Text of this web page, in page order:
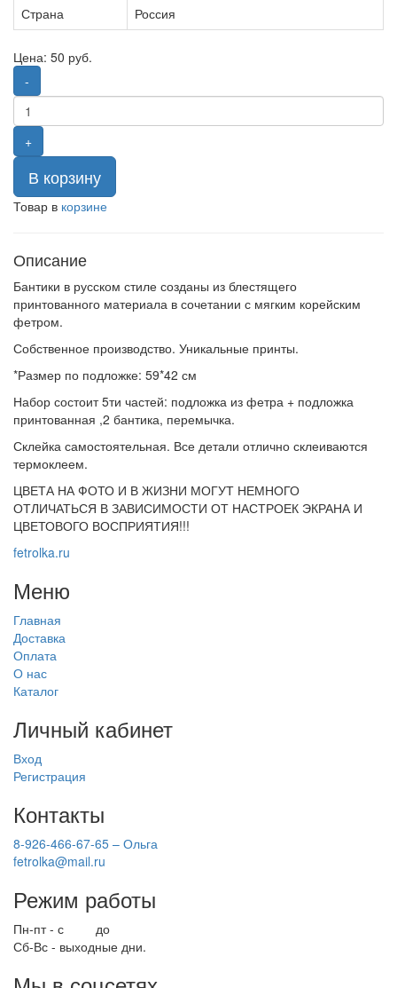
Страна
Россия
Цена: 50 руб.
-
+
В корзину
Товар в корзине
Описание
Бантики в русском стиле созданы из блестящего
принтованного материала в сочетании с мягким корейским
фетром.
Собственное производство. Уникальные принты.
*Размер по подложке: 59*42 см
Набор состоит 5ти частей: подложка из фетра + подложка
принтованная ,2 бантика, перемычка.
Склейка самостоятельная. Все детали отлично склеиваются
термоклеем.
ЦВЕТА НА ФОТО И В ЖИЗНИ МОГУТ НЕМНОГО
ОТЛИЧАТЬСЯ В ЗАВИСИМОСТИ ОТ НАСТРОЕК ЭКРАНА И
ЦВЕТОВОГО ВОСПРИЯТИЯ!!!
fetrolka.ru
Меню
Главная
Доставка
Оплата
О нас
Каталог
Личный кабинет
Вход
Регистрация
Контакты
8-926-466-67-65 – Ольга
fetrolka@mail.ru
Режим работы
Пн-пт - с до
Сб-Вс - выходные дни.